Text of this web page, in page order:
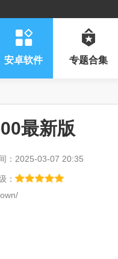
安卓软件 专题合集
最新版
：2025-03-07 20:35
：